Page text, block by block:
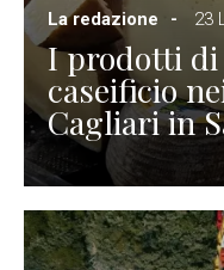
La redazione
23
I prodotti di
caseificio
Cagliari in